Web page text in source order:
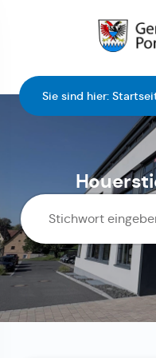
Sie sind hier: